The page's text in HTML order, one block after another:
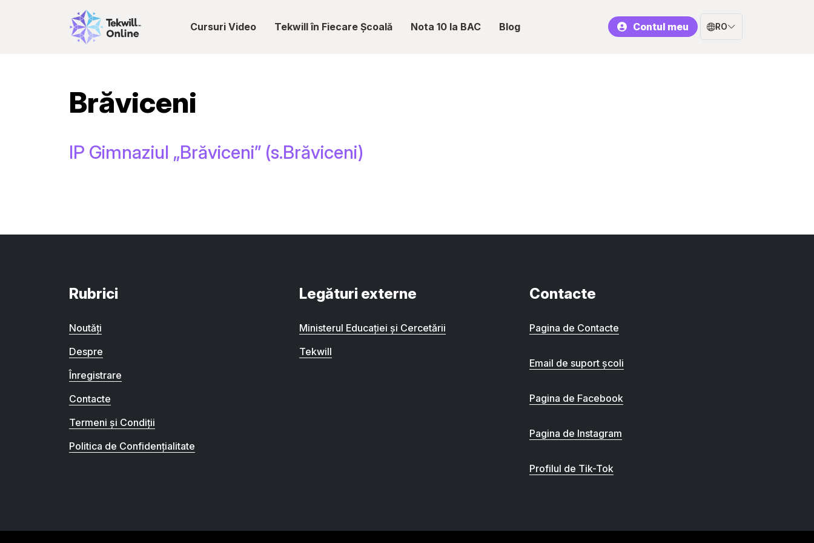
Cursuri Video Tekwill în Fiecare Școală Nota 10 la BAC Blog Contul meu RO
Brăviceni
IP Gimnaziul „Brăviceni” (s.Brăviceni)
Rubrici
Noutăți
Despre
Înregistrare
Contacte
Termeni și Condiții
Politica de Confidențialitate
Legături externe
Ministerul Educației și Cercetării
Tekwill
Contacte
Pagina de Contacte
Email de suport școli
Pagina de Facebook
Pagina de Instagram
Profilul de Tik-Tok